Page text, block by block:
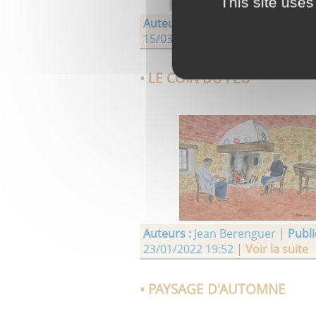
Auteurs :
15/03/2022 18:10 |
• LE COIN DU FEU
Auteurs :Jean Berenguer |
23/01/2022 19:52 | Voir la suite
• PAYSAGE D'AUTOMNE